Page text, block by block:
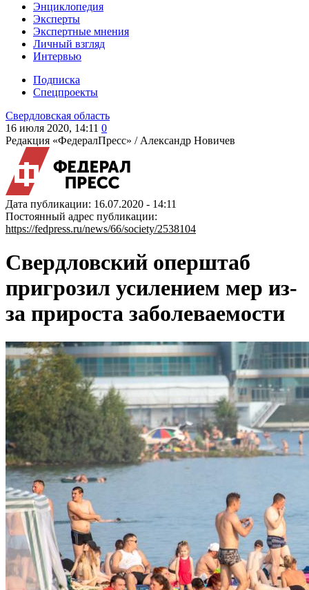
Энциклопедия
Эксперты
Экспертные мнения
Личный взгляд
Интервью
Подписка
Спецпроекты
Свердловская область
16 июля 2020, 14:11 0
Редакция «ФедералПресс» / Александр Новичев
Дата публикации: 16.07.2020 - 14:11
Постоянный адрес публикации:
https://fedpress.ru/news/66/society/2538104
Свердловский оперштаб
пригрозил усилением мер из-
за прироста заболеваемости